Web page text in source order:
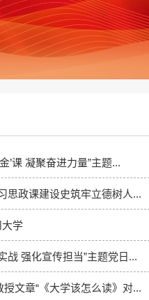
’课 凝聚奋进力量”主题...
思政课建设史筑牢立德树人...
大学
战 强化宣传担当”主题党日...
文章“《大学该怎么读》对...